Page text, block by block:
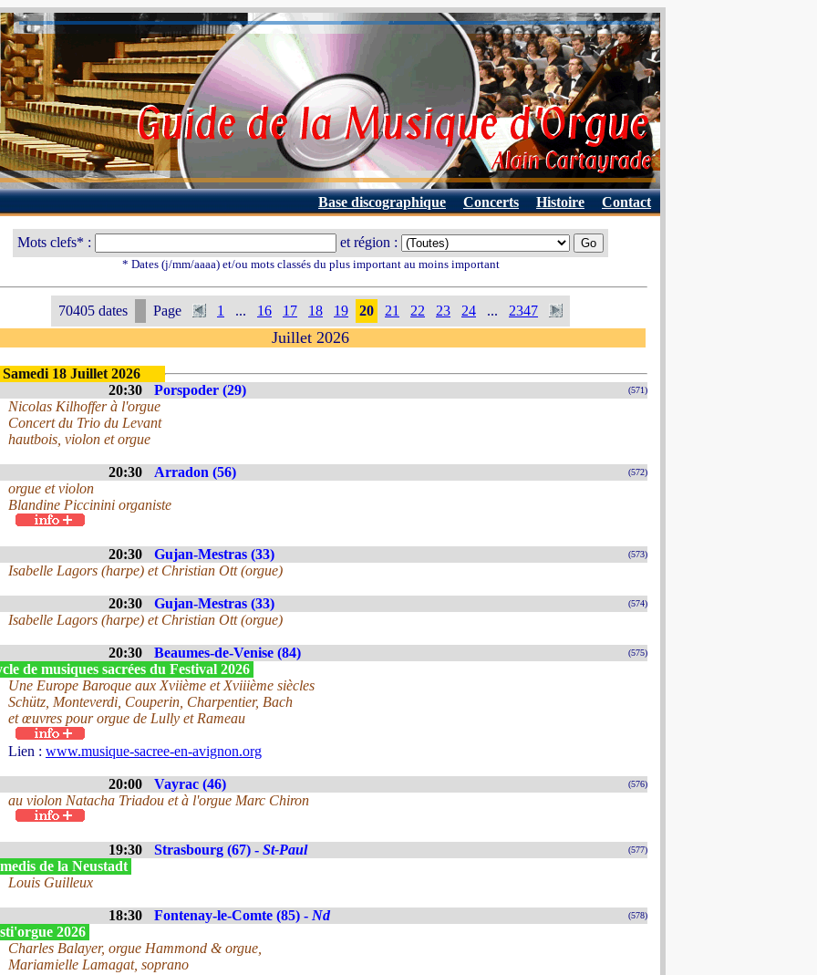
Base discographique Concerts Histoire Contact
Mots clefs* : et région :
* Dates (j/mm/aaaa) et/ou mots classés du plus important au moins important
70405 dates Page 1 ... 16 17 18 19 20 21 22 23 24 ... 2347
Juillet 2026
Samedi 18 Juillet 2026
20:30
Porspoder (29) (571)
Nicolas Kilhoffer à l'orgue
Concert du Trio du Levant
hautbois, violon et orgue
20:30 Arradon (56) (572)
orgue et violon
Blandine Piccinini organiste
20:30 Gujan-Mestras (33) (573)
Isabelle Lagors (harpe) et Christian Ott (orgue)
20:30 Gujan-Mestras (33) (574)
Isabelle Lagors (harpe) et Christian Ott (orgue)
20:30 Beaumes-de-Venise (84) (575)
de musiques sacrées du Festival 2026
Une Europe Baroque aux Xviième et Xviiième siècles
Schütz, Monteverdi, Couperin, Charpentier, Bach
et œuvres pour orgue de Lully et Rameau
Lien : www.musique-sacree-en-avignon.org
20:00 Vayrac (46) (576)
au violon Natacha Triadou et à l'orgue Marc Chiron
19:30 Strasbourg (67) - St-Paul (577)
de la Neustadt
Louis Guilleux
18:30 Fontenay-le-Comte (85) - Nd (578)
2026
Charles Balayer, orgue Hammond & orgue,
Mariamielle Lamagat, soprano